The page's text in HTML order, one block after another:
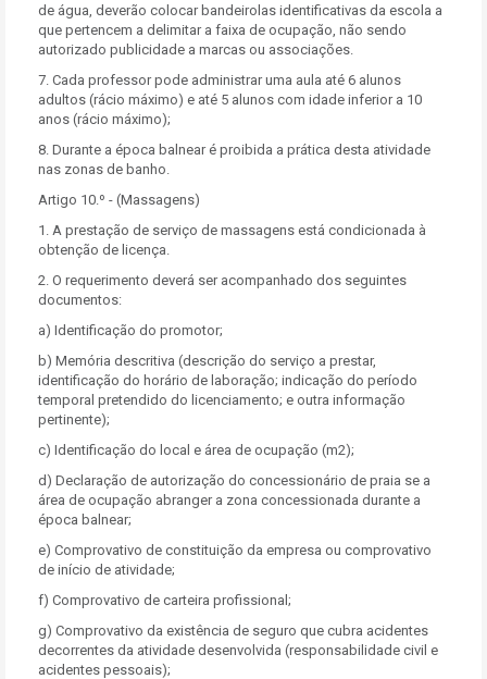
de água, deverão colocar bandeirolas identificativas da escola a
que pertencem a delimitar a faixa de ocupação, não sendo
autorizado publicidade a marcas ou associações.
7. Cada professor pode administrar uma aula até 6 alunos
adultos (rácio máximo) e até 5 alunos com idade inferior a 10
anos (rácio máximo);
8. Durante a época balnear é proibida a prática desta atividade
nas zonas de banho.
Artigo 10.º - (Massagens)
1. A prestação de serviço de massagens está condicionada à
obtenção de licença.
2. O requerimento deverá ser acompanhado dos seguintes
documentos:
a) Identificação do promotor;
b) Memória descritiva (descrição do serviço a prestar,
identificação do horário de laboração; indicação do período
temporal pretendido do licenciamento; e outra informação
pertinente);
c) Identificação do local e área de ocupação (m2);
d) Declaração de autorização do concessionário de praia se a
área de ocupação abranger a zona concessionada durante a
época balnear;
e) Comprovativo de constituição da empresa ou comprovativo
de início de atividade;
f) Comprovativo de carteira profissional;
g) Comprovativo da existência de seguro que cubra acidentes
decorrentes da atividade desenvolvida (responsabilidade civil e
acidentes pessoais);